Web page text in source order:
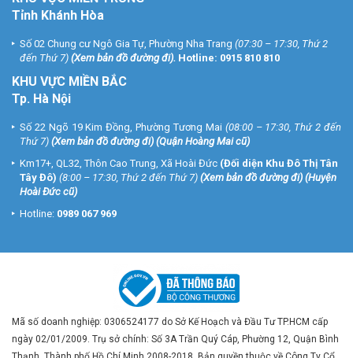
Tỉnh Khánh Hòa
Số 02 Chung cư Ngô Gia Tự, Phường Nha Trang (07:30 – 17:30, Thứ 2
đến Thứ 7) (Xem bản đồ đường đi). Hotline: 0915 810 810
KHU VỰC MIỀN BẮC
Tp. Hà Nội
Số 22 Ngõ 19 Kim Đồng, Phường Tương Mai (08:00 – 17:30, Thứ 2 đến
Thứ 7) (Xem bản đồ đường đi) (Quận Hoàng Mai cũ)
Km17+, QL32, Thôn Cao Trung, Xã Hoài Đức (Đối diện Khu Đô Thị Tân
Tây Đô) (8:00 – 17:30, Thứ 2 đến Thứ 7) (Xem bản đồ đường đi) (Huyện
Hoài Đức cũ)
Hotline: 0989 067 969
Mã số doanh nghiệp: 0306524177 do Sở Kế Hoạch và Đầu Tư TP.HCM cấp
ngày 02/01/2009. Trụ sở chính: Số 3A Trần Quý Cáp, Phường 12, Quận Bình